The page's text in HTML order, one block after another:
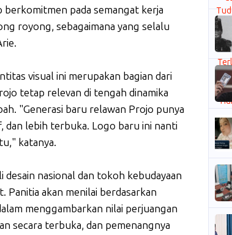
berkomitmen pada semangat kerja
royong, sebagaimana yang selalu
visual ini merupakan bagian dari
tetap relevan di tengah dinamika
"Generasi baru relawan Projo punya
dan lebih terbuka. Logo baru ini nanti
katanya.
nasional dan tokoh kebudayaan
Panitia akan menilai berdasarkan
menggambarkan nilai perjuangan
secara terbuka, dan pemenangnya